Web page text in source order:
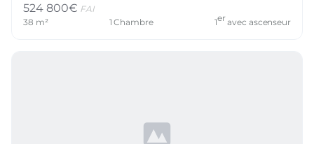
524 800€ FAI
38 m² 1 Chambre 1eravec ascenseur